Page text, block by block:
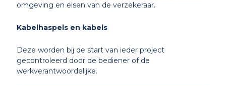
omgeving en eisen van de verzekeraar.
Kabelhaspels en kabels
Deze worden bij de start van ieder project
gecontroleerd door de bediener of de
werkverantwoordelijke.